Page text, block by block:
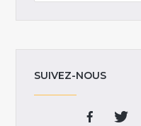
SUIVEZ-NOUS